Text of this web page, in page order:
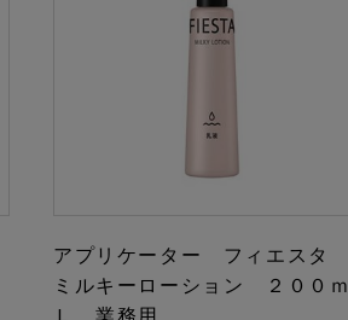
アプリケーター フィエスタ
ミルキーローション ２００ｍ